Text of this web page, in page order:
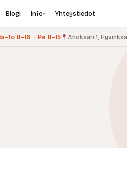
Blogi Info▾ Yhteystiedot
8–16 · Pe 8–15 Ahokaari 1, Hyvinkää